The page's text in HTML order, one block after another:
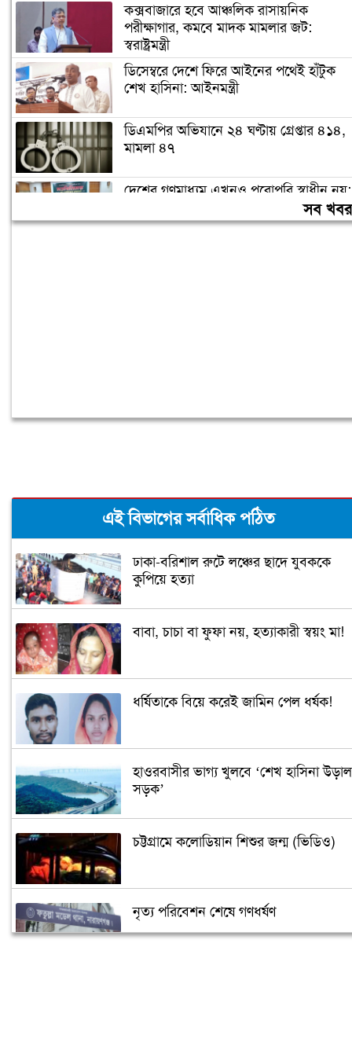
কক্সবাজারে হবে আঞ্চলিক রাসায়নিক
পরীক্ষাগার, কমবে মাদক মামলার জট:
স্বরাষ্ট্রমন্ত্রী
ডিসেম্বরে দেশে ফিরে আইনের পথেই হাঁটুক
শেখ হাসিনা: আইনমন্ত্রী
ডিএমপির অভিযানে ২৪ ঘণ্টায় গ্রেপ্তার ৪১৪,
মামলা ৪৭
দেশের গণমাধ্যম এখনও পুরোপুরি স্বাধীন নয়:
সব
এই বিভাগের সর্বাধিক পঠিত
ঢাকা-বরিশাল রুটে লঞ্চের ছাদে যুবককে
কুপিয়ে হত্যা
বাবা, চাচা বা ফুফা নয়, হত্যাকারী স্বয়ং মা!
ধর্ষিতাকে বিয়ে করেই জামিন পেল ধর্ষক!
হাওরবাসীর ভাগ্য খুলবে ‘শেখ হাসিনা উড়াল
সড়ক’
চট্টগ্রামে কলোডিয়ান শিশুর জন্ম (ভিডিও)
নৃত্য পরিবেশন শেষে গণধর্ষণ